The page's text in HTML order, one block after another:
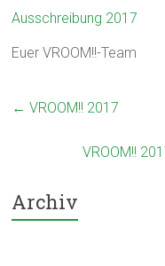
Ausschreibung 2017
Euer VROOM!!-Team
← VROOM!! 2017
VROOM!!
Archiv